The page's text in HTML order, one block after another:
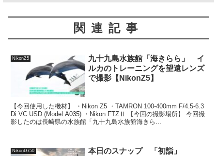
関連記事
NikonZ5
九十九島水族館「海きらら」 イ
ルカのトレーニングを望遠レンズ
で撮影【NikonZ5】
【今回使用した機材】 ・Nikon Z5 ・TAMRON 100-400mm F/4.5-6.3
Di VC USD (Model A035) ・Nikon FTZⅡ 【今回の撮影場所】 今回撮
影したのは長崎県の水族館「九十九島水族館海きら...
NikonD750
本日のスナップ 「初詣」